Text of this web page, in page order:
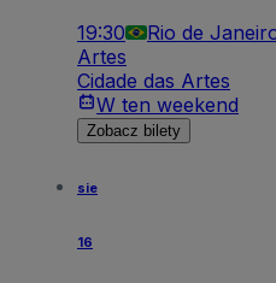
19:30 Rio de
Artes
Cidade das Artes
W ten weekend
Zobacz bilety
sie
16